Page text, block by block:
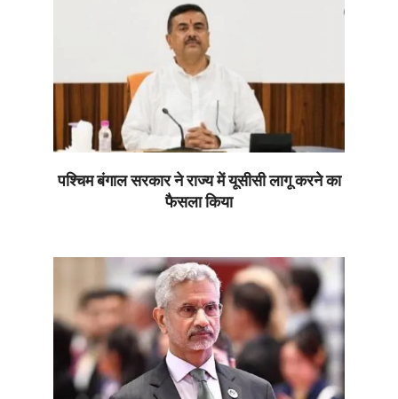
पश्चिम बंगाल सरकार ने राज्य में यूसीसी लागू करने का
फैसला किया